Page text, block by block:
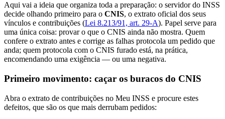
Aqui vai a ideia que organiza toda a preparação: o servidor do INSS
decide olhando primeiro para o CNIS, o extrato oficial dos seus
vínculos e contribuições (Lei 8.213/91, art. 29-A). Papel serve para
uma única coisa: provar o que o CNIS ainda não mostra. Quem
confere o extrato antes e corrige as falhas protocola um pedido que
anda; quem protocola com o CNIS furado está, na prática,
encomendando uma exigência — ou uma negativa.
Primeiro movimento: caçar os buracos do CNIS
Abra o extrato de contribuições no Meu INSS e procure estes
defeitos, que são os que mais derrubam pedidos: